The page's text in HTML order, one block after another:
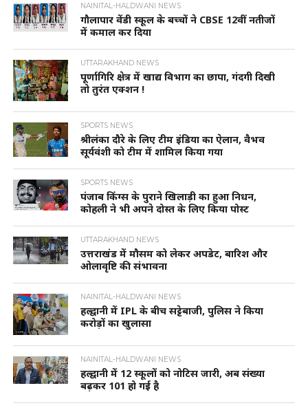
NAINITAL-HALDWANI NEWS
गौलापार वेंडी स्कूल के बच्चों ने CBSE 12वीं नतीजों
में कमाल कर दिया
UTTARAKHAND NEWS
पूर्णागिरि क्षेत्र में खाद्य विभाग का छापा, गंदगी दिखी
तो तुरंत एक्शन !
SPORTS NEWS
श्रीलंका दौरे के लिए टीम इंडिया का ऐलान, वैभव
सूर्यवंशी को टीम में शामिल किया गया
SPORTS NEWS
पंजाब किंग्स के पुराने खिलाड़ी का हुआ निधन,
कोहली ने भी अपने दोस्त के लिए किया पोस्ट
UTTARAKHAND NEWS
उत्तराखंड में मौसम को लेकर अपडेट, बारिश और
ओलावृष्टि की संभावना
NAINITAL-HALDWANI NEWS
हल्द्वानी में IPL के बीच सट्टेबाजी, पुलिस ने किया
करोड़ों का खुलासा
NAINITAL-HALDWANI NEWS
हल्द्वानी में 12 स्कूलों को नोटिस जारी, अब संख्या
बढ़कर 101 हो गई है